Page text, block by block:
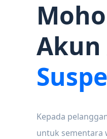
Akun
Kepada
untuk sementara